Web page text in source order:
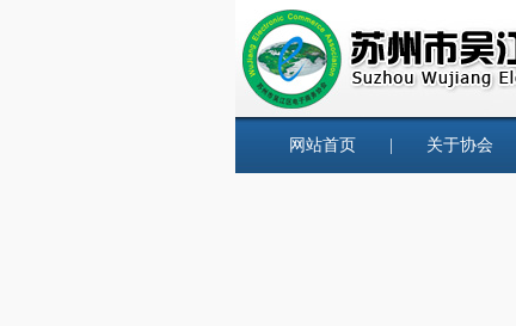
网站首页 关于协会